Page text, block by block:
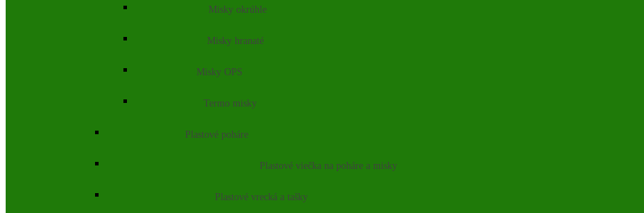
Misky okrúhle
Misky hranaté
Misky OPS
Termo misky
Plastové poháre
Plastové viečka na poháre a misky
Plastové vrecká a tašky